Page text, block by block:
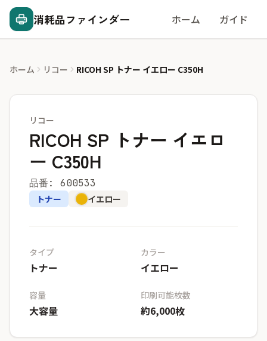
消耗品ファインダー ホーム ガイド
ホーム リコー RICOH SP トナー イエロー C350H
リコー
RICOH SP トナー イエロ
ー C350H
品番: 600533
トナー イエロー
タイプ
トナー
カラー
イエロー
容量
大容量
印刷可能枚数
約6,000枚